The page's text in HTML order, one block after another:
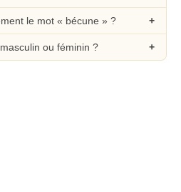
le mot « bécune » ?
ou féminin ?